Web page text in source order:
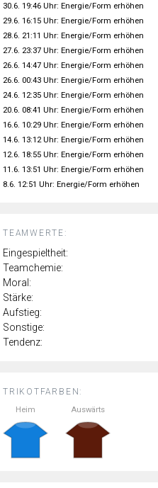
TRIKOTFARBEN:
Heim Auswärts
TEAMWERTE:
Eingespieltheit:
Teamchemie:
Moral:
Stärke:
Aufstieg:
Sonstige:
Tendenz:
30.6. 19:46 Uhr: Energie/Form erhöhen
29.6. 16:15 Uhr: Energie/Form erhöhen
28.6. 21:11 Uhr: Energie/Form erhöhen
27.6. 23:37 Uhr: Energie/Form erhöhen
26.6. 14:47 Uhr: Energie/Form erhöhen
26.6. 00:43 Uhr: Energie/Form erhöhen
24.6. 12:35 Uhr: Energie/Form erhöhen
20.6. 08:41 Uhr: Energie/Form erhöhen
16.6. 10:29 Uhr: Energie/Form erhöhen
14.6. 13:12 Uhr: Energie/Form erhöhen
12.6. 18:55 Uhr: Energie/Form erhöhen
11.6. 13:51 Uhr: Energie/Form erhöhen
8.6. 12:51 Uhr: Energie/Form erhöhen